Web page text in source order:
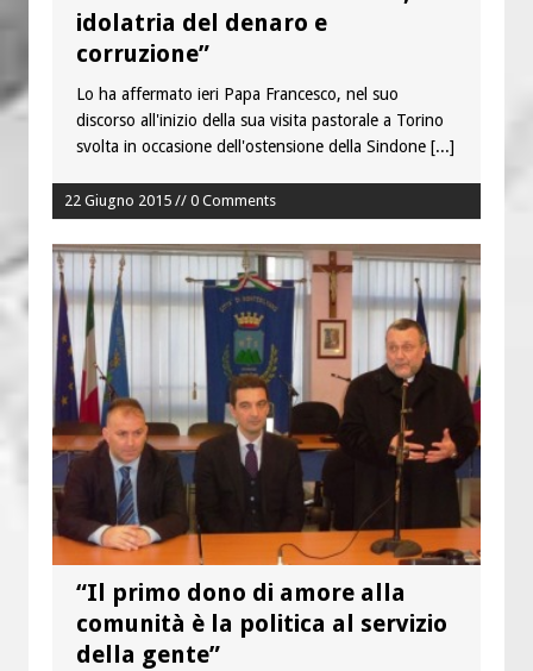
idolatria del denaro e
corruzione”
Lo ha affermato ieri Papa Francesco, nel suo
discorso all'inizio della sua visita pastorale a Torino
svolta in occasione dell'ostensione della Sindone [...]
22 Giugno 2015 // 0 Comments
“Il primo dono di amore alla
comunità è la politica al servizio
della gente”